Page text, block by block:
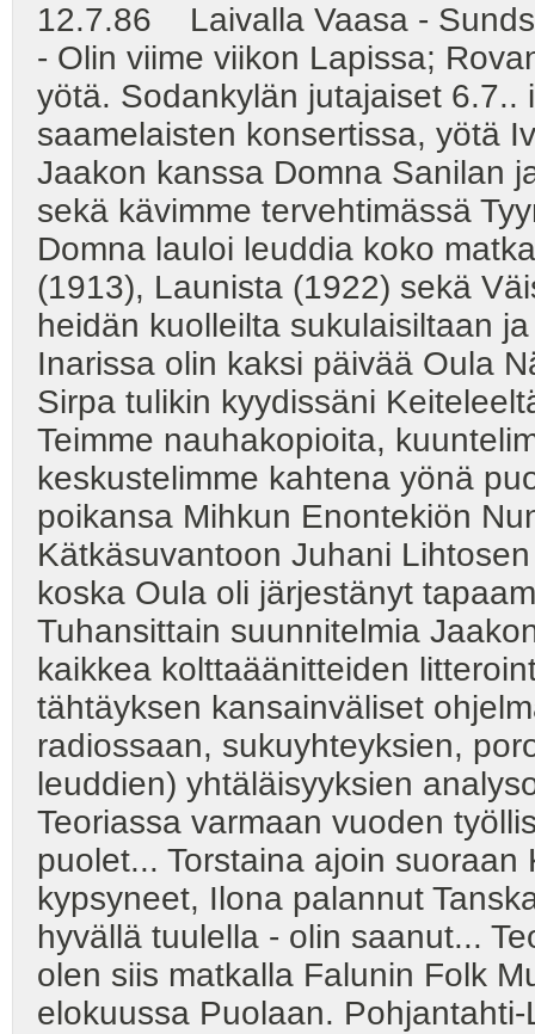
12.7.86 Laivalla Vaasa -
- Olin viime viikon Lapissa;
yötä. Sodankylän jutajaiset 6.7..
saamelaisten konsertissa, yötä
Jaakon kanssa Domna Sanilan
sekä kävimme tervehtimässä
Domna lauloi leuddia koko
(1913), Launista (1922) sekä
heidän kuolleilta sukulaisiltaan
Inarissa olin kaksi päivää Oula
Sirpa tulikin kyydissäni
Teimme nauhakopioita,
keskustelimme kahtena yönä
poikansa Mihkun Enontekiön
Kätkäsuvantoon Juhani
koska Oula oli järjestänyt
Tuhansittain suunnitelmia
kaikkea kolttaäänitteiden
tähtäyksen kansainväliset
radiossaan, sukuyhteyksien,
leuddien) yhtäläisyyksien
Teoriassa varmaan vuoden
puolet... Torstaina ajoin
kypsyneet, Ilona palannut
hyvällä tuulella - olin saanut...
olen siis matkalla Falunin Folk
elokuussa Puolaan.